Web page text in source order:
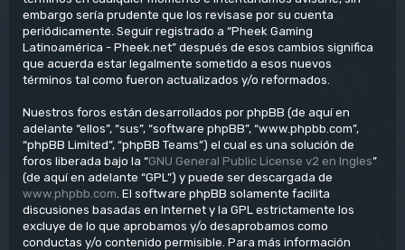
embargo sería prudente que los revisase por su cuenta
periódicamente. Seguir registrado a “Pheek Gaming
Latinoamérica - Pheek.net” después de esos cambios significa
que acuerda estar legalmente sometido a esos nuevos
términos tal como fueron actualizados y/o reformados.
Nuestros foros están desarrollados por phpBB (de aquí en
adelante “ellos”, “sus”, “software phpBB”, “www.phpbb.com”,
“phpBB Limited”, “phpBB Teams”) el cual es una solución de
foros liberada bajo la “GNU General Public License v2 en Ingles”
(de aquí en adelante “GPL”) y puede ser descargada de
www.phpbb.com . El software phpBB solamente facilita
discusiones basadas en Internet y la GPL estrictamente los
excluye de lo que aprobamos y/o desaprobamos como
conductas y/o contenido permisible. Para más información